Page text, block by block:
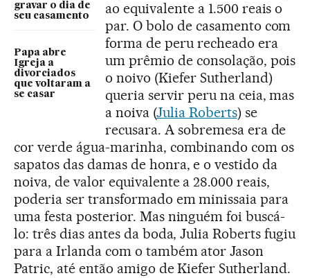
gravar o dia de
seu casamento
Papa abre
Igreja a
divorciados
que voltaram a
se casar
ao equivalente a 1.500 reais o
par. O bolo de casamento com
forma de peru recheado era
um prêmio de consolação, pois
o noivo (Kiefer Sutherland)
queria servir peru na ceia, mas
a noiva (Julia Roberts) se
recusara. A sobremesa era de
cor verde água-marinha, combinando com os
sapatos das damas de honra, e o vestido da
noiva, de valor equivalente a 28.000 reais,
poderia ser transformado em minissaia para
uma festa posterior. Mas ninguém foi buscá-
lo: três dias antes da boda, Julia Roberts fugiu
para a Irlanda com o também ator Jason
Patric, até então amigo de Kiefer Sutherland.